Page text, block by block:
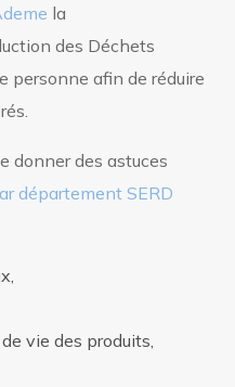
la
des Déchets
personne afin de réduire
donner des astuces
département SERD
vie des produits,